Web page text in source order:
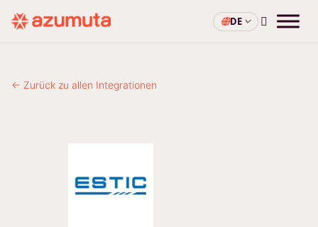
DE
← Zurück zu allen Integrationen